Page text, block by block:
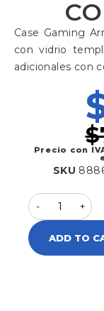
Case Gaming
con vidrio
adicionales con
$
Precio con
SKU
ADD TO